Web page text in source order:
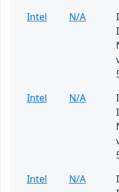
Intel
N/A
Intel
N/A
Intel
N/A